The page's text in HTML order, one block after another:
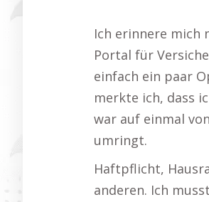
Ich erinnere mich
Portal für
einfach ein paar
merkte ich, dass
war auf einmal
umringt.
Haftpflicht,
anderen. Ich